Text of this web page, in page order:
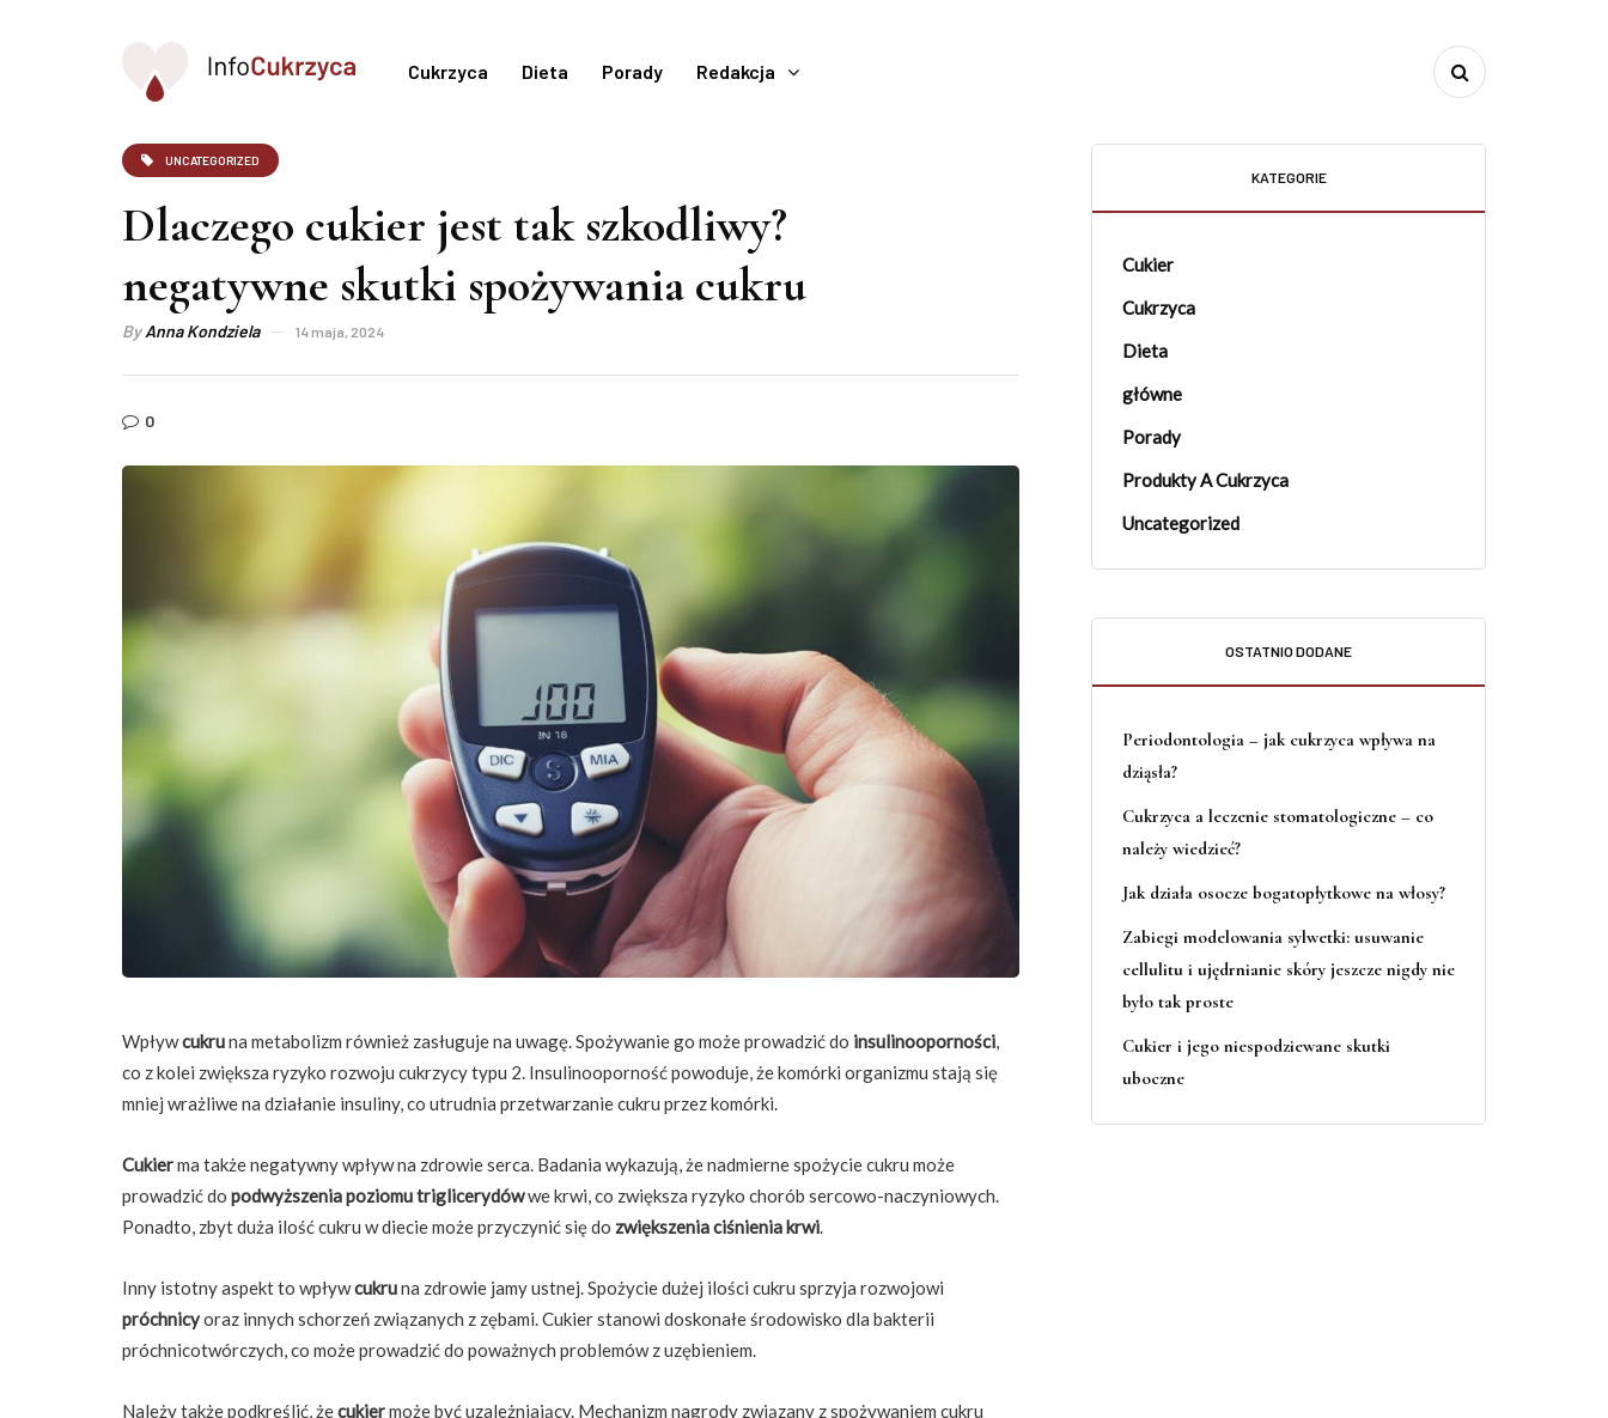
Cukrzyca Dieta Porady Redakcja
UNCATEGORIZED
Dlaczego cukier jest tak szkodliwy?
negatywne skutki spożywania cukru
ByAnna Kondziela 14 maja, 2024
0
Wpływcukruna metabolizm również zasługuje na uwagę. Spożywanie go może prowadzić do insulinooporności,
co z kolei zwiększa ryzyko rozwoju cukrzycy typu 2. Insulinooporność powoduje, że komórki organizmu stają się
mniej wrażliwe na działanie insuliny, co utrudnia przetwarzanie cukru przez komórki.
Cukierma także negatywny wpływ na zdrowie serca. Badania wykazują, że nadmierne spożycie cukru może
prowadzić do podwyższenia poziomu triglicerydówwe krwi, co zwiększa ryzyko chorób sercowo-naczyniowych.
Ponadto, zbyt duża ilość cukru w diecie może przyczynić się do zwiększenia ciśnienia krwi.
Inny istotny aspekt to wpływcukruna zdrowie jamy ustnej. Spożycie dużej ilości cukru sprzyja rozwojowi
próchnicyoraz innych schorzeń związanych z zębami. Cukier stanowi doskonałe środowisko dla bakterii
próchnicotwórczych, co może prowadzić do poważnych problemów z uzębieniem.
Należy także podkreślić, żecukiermoże być uzależniający. Mechanizm nagrody związany z spożywaniem cukru
KATEGORIE
Cukier
Cukrzyca
Dieta
główne
Porady
Produkty A Cukrzyca
Uncategorized
OSTATNIO DODANE
Periodontologia – jak cukrzyca wpływa na
dziąsła?
Cukrzyca a leczenie stomatologiczne – co
należy wiedzieć?
Jak działa osocze bogatopłytkowe na włosy?
Zabiegi modelowania sylwetki: usuwanie
cellulitu i ujędrnianie skóry jeszcze nigdy nie
było tak proste
Cukier i jego niespodziewane skutki
uboczne